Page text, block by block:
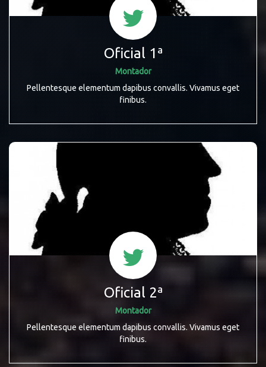
Oficial 1ª
Montador
Pellentesque elementum dapibus convallis. Vivamus eget
finibus.
Oficial 2ª
Montador
Pellentesque elementum dapibus convallis. Vivamus eget
finibus.